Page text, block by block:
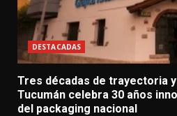
DESTACADAS
Tres décadas de trayectoria
Tucumán celebra 30 años
del packaging nacional